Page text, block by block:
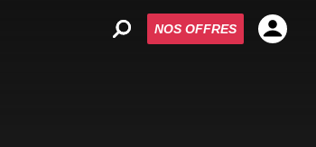
NOS OFFRES